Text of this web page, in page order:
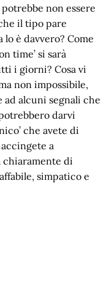
non essere
il tipo pare
è davvero? Come
time’ si sarà
i giorni? Cosa vi
non impossibile,
alcuni segnali che
darvi
che avete di
a
chiaramente di
simpatico e